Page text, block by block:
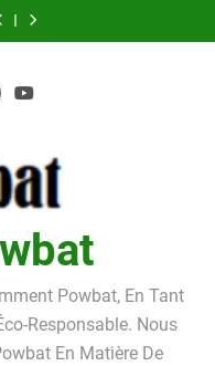
la
Powbat, En Tant
Responsable. Nous
En Matière De